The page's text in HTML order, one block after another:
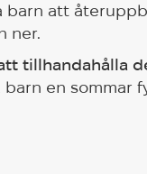
att
ner.
tillhandahålla
en sommar